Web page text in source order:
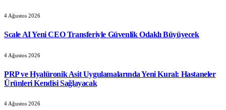
4 Ağustos 2026
Scale AI Yeni CEO Transferiyle Güvenlik Odaklı Büyüyecek
4 Ağustos 2026
PRP ve Hyalüronik Asit Uygulamalarında Yeni Kural: Hastaneler
Ürünleri Kendisi Sağlayacak
4 Ağustos 2026